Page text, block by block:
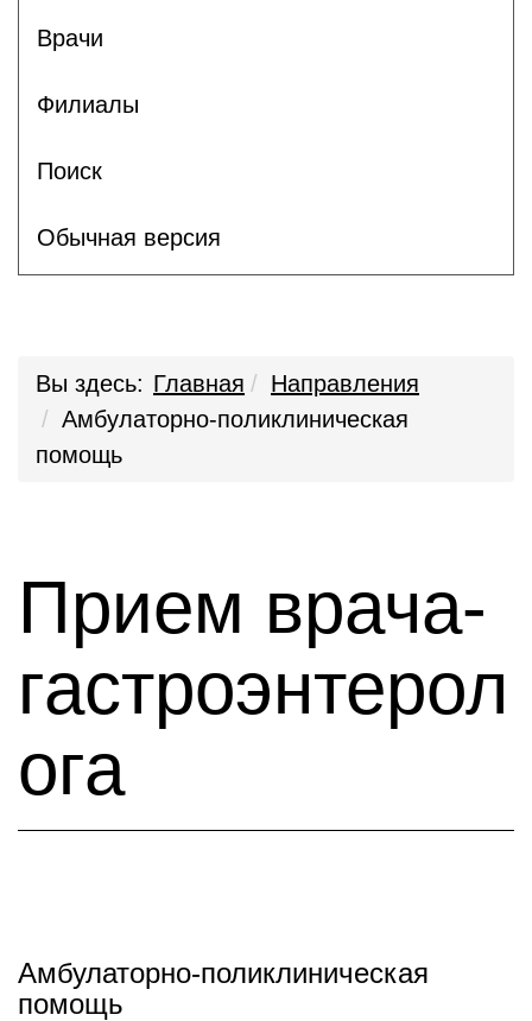
Врачи
Филиалы
Поиск
Обычная версия
Вы здесь: Главная
Направления
Амбулаторно-поликлиническая
помощь
Прием врача-
гастроэнтерол
ога
Амбулаторно-поликлиническая
помощь